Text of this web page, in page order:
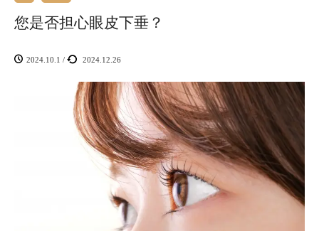
您是否担心眼皮下垂？
2024.10.1 / 2024.12.26